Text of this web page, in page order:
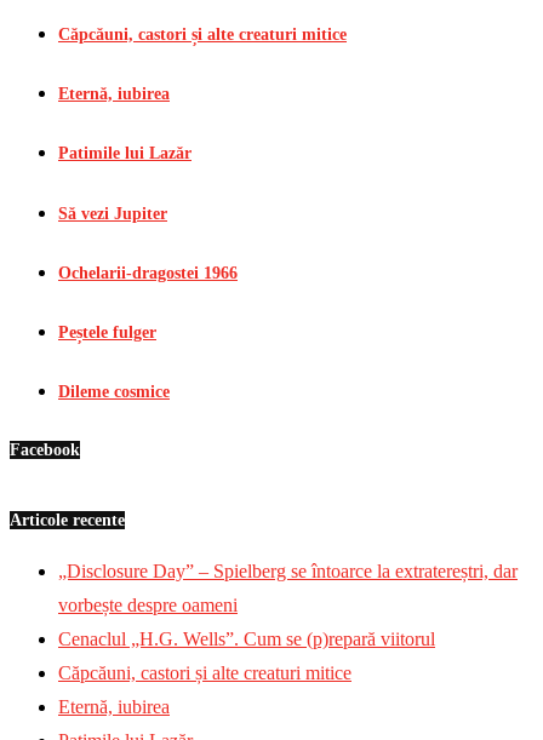
Căpcăuni, castori și alte creaturi mitice
Eternă, iubirea
Patimile lui Lazăr
Să vezi Jupiter
Ochelarii-dragostei 1966
Peștele fulger
Dileme cosmice
Facebook
Articole recente
„Disclosure Day” – Spielberg se întoarce la extratereștri, dar
vorbește despre oameni
Cenaclul „H.G. Wells”. Cum se (p)repară viitorul
Căpcăuni, castori și alte creaturi mitice
Eternă, iubirea